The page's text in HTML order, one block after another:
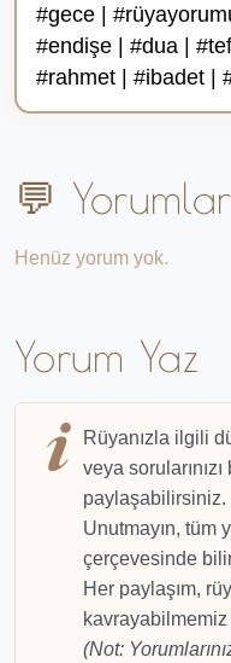
#gece |
#endişe | #dua |
#rahmet | #ibadet |
💬
Henüz yorum yok.
Yorum Yaz
Rüyanızla ilgili
veya
paylaşabilirsiniz.
Unutmayın, tüm
çerçevesinde
Her paylaşım,
(Not: